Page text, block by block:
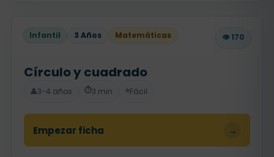
Infantil 3 Años Matemáticas 👁️ 170
Círculo y cuadrado
👤3-4 años ⏱️3 min ⭐Fácil
Empezar ficha →